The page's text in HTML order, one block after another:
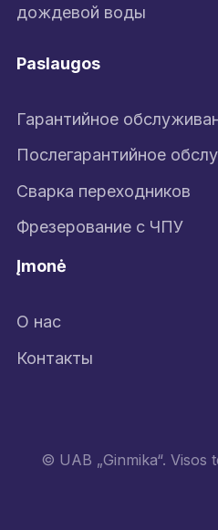
дождевой воды
Paslaugos
Гарантийное
Послегарантийное
Сварка переходников
Фрезерование с ЧПУ
Įmonė
О нас
Контакты
© UAB „Ginmika“. Visos